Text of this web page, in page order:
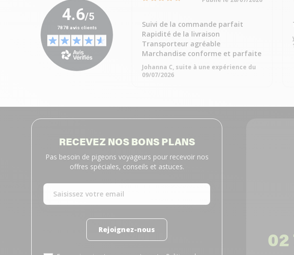
Suivi de la commande parfait
Rapidité de la livraison
Transporteur agréable
Marchandise conforme et parfaite
Johanna C, suite à une expérience du
09/07/2026
RECEVEZ NOS BONS PLANS
Pas besoin de pigeons voyageurs pour recevoir nos
offres spéciales, conseils et astuces.
Rejoignez-nous 02